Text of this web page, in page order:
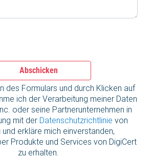
Abschicken
des Formulars und durch Klicken auf
ich der Verarbeitung meiner Daten
oder seine Partnerunternehmen in
mit der Datenschutzrichtlinie von
und erkläre mich einverstanden,
Produkte und Services von DigiCert
zu erhalten.